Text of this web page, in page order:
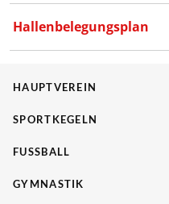
Hallenbelegungsplan
HAUPTVEREIN
SPORTKEGELN
FUSSBALL
GYMNASTIK